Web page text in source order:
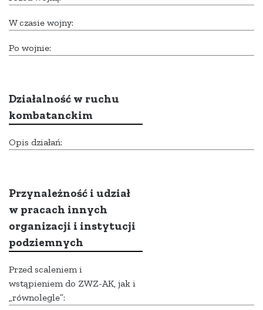
W czasie wojny:
Po wojnie:
Działalność w ruchu
kombatanckim
Opis działań:
Przynależność i udział
w pracach innych
organizacji i instytucji
podziemnych
Przed scaleniem i
wstąpieniem do ZWZ-AK, jak i
„równolegle”: